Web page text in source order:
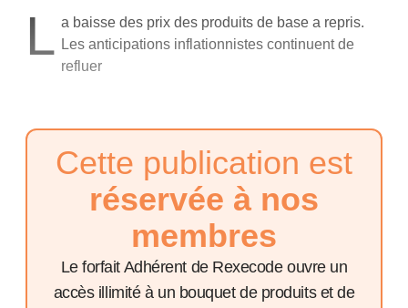
L a baisse des prix des produits de base a repris.
Les anticipations inflationnistes continuent de
refluer
Cette publication est
réservée à nos
membres
Le forfait Adhérent de Rexecode ouvre un
accès illimité à un bouquet de produits et de